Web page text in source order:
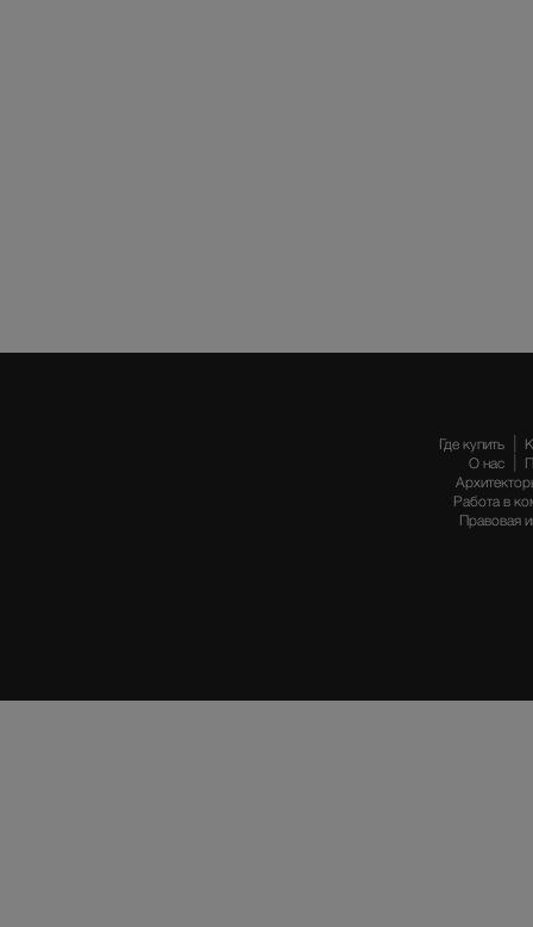
Где купить
О нас
Работа в
Правовая